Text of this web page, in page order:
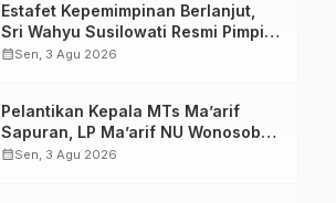
Estafet Kepemimpinan Berlanjut,
Sri Wahyu Susilowati Resmi Pimpin
MTs Ma’arif Sapuran
calendar_monthSen, 3 Agu 2026
Pelantikan Kepala MTs Ma’arif
Sapuran, LP Ma’arif NU Wonosobo
Tekankan Lima Amanah
calendar_monthSen, 3 Agu 2026